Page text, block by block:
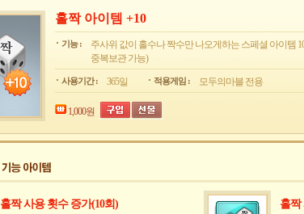
홀짝 아이템 +10
기능 :
주사위 값이 홀수나 짝수만 나오게하는 스페셜 아이템
중복보관 가능)
사용기간 : 365일 적용게임 : 모두의마블 전용
1,000원
홀짝 사용 횟수 증가(10회) 홀짝